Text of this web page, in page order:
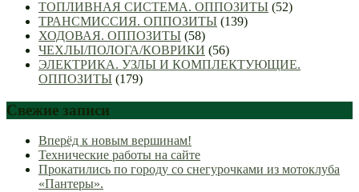
ТОПЛИВНАЯ СИСТЕМА. ОППОЗИТЫ (52)
ТРАНСМИССИЯ. ОППОЗИТЫ (139)
ХОДОВАЯ. ОППОЗИТЫ (58)
ЧЕХЛЫ/ПОЛОГА/КОВРИКИ (56)
ЭЛЕКТРИКА. УЗЛЫ И КОМПЛЕКТУЮЩИЕ.
ОППОЗИТЫ (179)
Свежие записи
Вперёд к новым вершинам!
Технические работы на сайте
Прокатились по городу со снегурочками из мотоклуба
«Пантеры».